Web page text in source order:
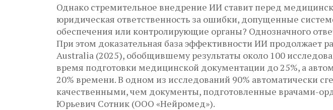
Однако стремительное внедрение ИИ ставит перед
юридическая ответственность за ошибки, допущенные
обеспечения или контролирующие органы? Однозначного
При этом доказательная база эффективности ИИ продолжает
Australia (2025), обобщившему результаты около 100
время подготовки медицинской документации до 25%, а
20% времени. В одном из исследований 90% автоматически
качественными, чем документы, подготовленные врачами-
Юрьевич Сотник (ООО «Нейромед»).